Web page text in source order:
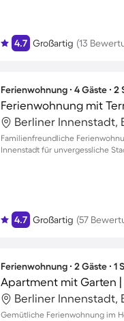
4.7 Großartig (13
Ferienwohnung ∙ 4 Gäste ∙
Berliner Innenstadt,
Familienfreundliche
Innenstadt für unvergessliche
4.7 Großartig (57
Ferienwohnung ∙ 2 Gäste ∙ 1
Apartment mit Garten
Berliner Innenstadt,
Gemütliche Ferienwohnung im